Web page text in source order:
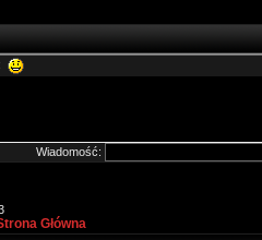
Wiadomość:
Główna